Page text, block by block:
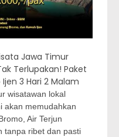
Jawa Timur
Terlupakan! Paket
3 Hari 2 Malam
wisatawan lokal
akan memudahkan
Air Terjun
tanpa ribet dan pasti